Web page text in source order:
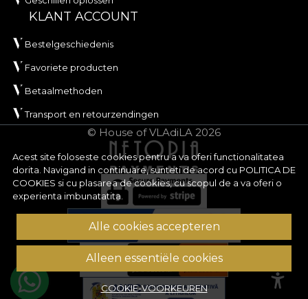
Acest site foloseste cookies pentru a va oferi functionalitatea
dorita. Navigand in continuare, sunteti de acord cu POLITICA DE
COOKIES si cu plasarea de cookies, cu scopul de a va oferi o
experienta imbunatatita.
Alle cookies accepteren
Alleen essentiële cookies
COOKIE-VOORKEUREN
KLANT ACCOUNT
Bestelgeschiedenis
Favoriete producten
Betaalmethoden
Transport en retourzendingen
© House of VLAdiLA 2026